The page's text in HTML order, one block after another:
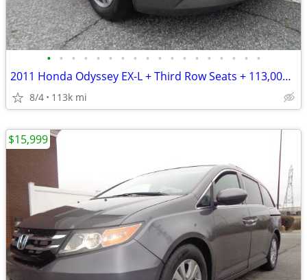
• • • • • • • • • • • • • • • • • •
2011 Honda Odyssey EX-L + Third Row Seats + 113,000 Miles
8/4 113k mi
$15,999